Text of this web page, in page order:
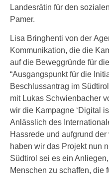
Landesrätin für den
Pamer.
Lisa Bringhenti von der
Kommunikation, die die
auf die Beweggründe für
“Ausgangspunkt für die
Beschlussantrag im
mit Lukas Schwienbacher
wir die Kampagne ‘Digital
Anlässlich des
Hassrede und aufgrund
haben wir das Projekt nun
Südtirol sei es ein
Menschen zu schaffen, die